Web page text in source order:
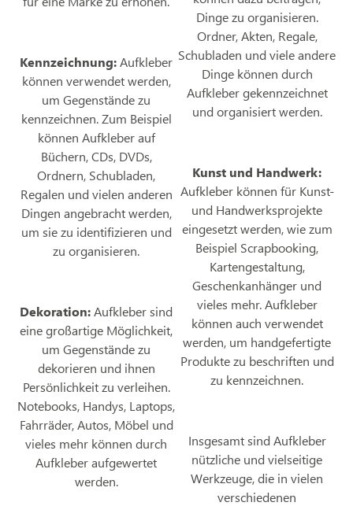
Kennzeichnung:Aufkleber
können verwendet werden,
um Gegenstände zu
kennzeichnen. Zum Beispiel
können Aufkleber auf
Büchern, CDs, DVDs,
Ordnern, Schubladen,
Regalen und vielen anderen
Dingen angebracht werden,
um sie zu identifizieren und
zu organisieren.
Dekoration:Aufkleber sind
eine großartige Möglichkeit,
um Gegenstände zu
dekorieren und ihnen
Persönlichkeit zu verleihen.
Notebooks, Handys, Laptops,
Fahrräder, Autos, Möbel und
vieles mehr können durch
Aufkleber aufgewertet
werden.
Dinge zu organisieren.
Ordner, Akten, Regale,
Schubladen und viele andere
Dinge können durch
Aufkleber gekennzeichnet
und organisiert werden.
Kunst und Handwerk:
Aufkleber können für Kunst-
und Handwerksprojekte
eingesetzt werden, wie zum
Beispiel Scrapbooking,
Kartengestaltung,
Geschenkanhänger und
vieles mehr. Aufkleber
können auch verwendet
werden, um handgefertigte
Produkte zu beschriften und
zu kennzeichnen.
Insgesamt sind Aufkleber
nützliche und vielseitige
Werkzeuge, die in vielen
verschiedenen